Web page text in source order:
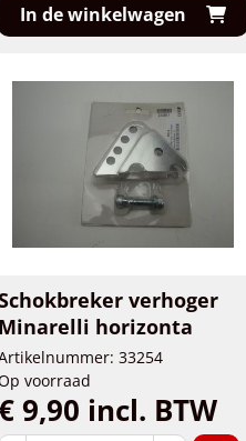
In de winkelwagen
verhoger
Minarelli horizonta
33254
voorraad
9,90 incl. BTW